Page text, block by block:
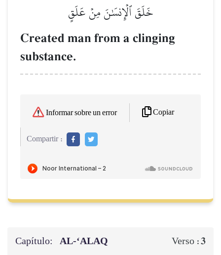
خَلَقَ ٱلۡإِنسَٰنَ مِنۡ عَلَقٍ
Created man from a clinging
substance.
Informar sobre un error Copiar
Compartir :
Capítulo: AL‑‘ALAQ Verso :3